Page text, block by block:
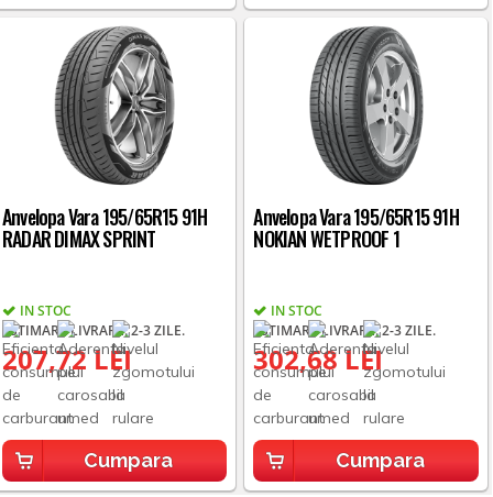
Anvelopa Vara 195/65R15 91H
RADAR DIMAX SPRINT
IN STOC
ESTIMARE LIVRARE: 2-3 ZILE.
207,72 LEI
Cumpara
Anvelopa Vara 195/65R15 91H
NOKIAN WETPROOF 1
IN STOC
ESTIMARE LIVRARE: 2-3 ZILE.
302,68 LEI
Cumpara